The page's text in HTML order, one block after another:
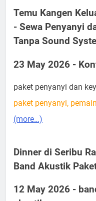
Temu Kangen
- Sewa Penyanyi
Tanpa Sound
23 May 2026 -
paket penyanyi dan
paket penyanyi,
(more…)
Dinner di Seribu
Band Akustik
12 May 2026 -